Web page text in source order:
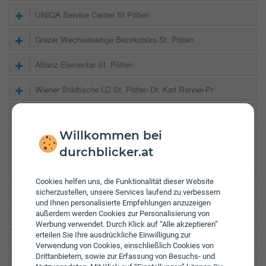
Willkommen bei
durchblicker.at
Cookies helfen uns, die Funktionalität dieser Website
sicherzustellen, unsere Services laufend zu verbessern
und Ihnen personalisierte Empfehlungen anzuzeigen
außerdem werden Cookies zur Personalisierung von
Werbung verwendet. Durch Klick auf “Alle akzeptieren”
erteilen Sie Ihre ausdrückliche Einwilligung zur
Verwendung von Cookies, einschließlich Cookies von
Drittanbietern, sowie zur Erfassung von Besuchs- und
UNIQA Service Center St.Pölten
Grazer Wechselseitige Bezirksbüro St. Pölten
Allianz Elementar St. Pölten
Wiener Städtische LD St. Pölten Dr. Karl Renner-Pr
VAV Zulassungsstelle Traisenpark
Garanta Zulassungsstelle St. Pölten
Allianz Elementar Wr. Neustadt VF Service
Garanta Zulassungsstelle Wr. Neustadt Zehnergürtel